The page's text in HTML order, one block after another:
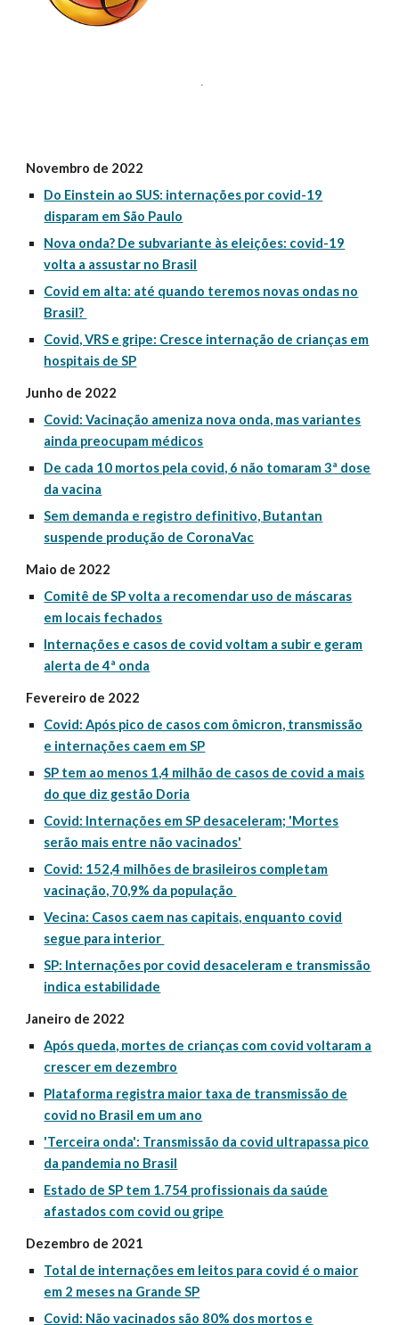
Novembro de 2022
Do Einstein ao SUS: internações por covid-19
disparam em São Paulo
Nova onda? De subvariante às eleições: covid-19
volta a assustar no Brasil
Covid em alta: até quando teremos novas ondas no
Brasil?
Covid, VRS e gripe: Cresce internação de crianças em
hospitais de SP
Junho de 2022
Covid: Vacinação ameniza nova onda, mas variantes
ainda preocupam médicos
De cada 10 mortos pela covid, 6 não tomaram 3ª dose
da vacina
Sem demanda e registro definitivo, Butantan
suspende produção de CoronaVac
Maio de 2022
Comitê de SP volta a recomendar uso de máscaras
em locais fechados
Internações e casos de covid voltam a subir e geram
alerta de 4ª onda
Fevereiro de 2022
Covid: Após pico de casos com ômicron, transmissão
e internações caem em SP
SP tem ao menos 1,4 milhão de casos de covid a mais
do que diz gestão Doria
Covid: Internações em SP desaceleram; 'Mortes
serão mais entre não vacinados'
Covid: 152,4 milhões de brasileiros completam
vacinação, 70,9% da população
Vecina: Casos caem nas capitais, enquanto covid
segue para interior
SP: Internações por covid desaceleram e transmissão
indica estabilidade
Janeiro de 2022
Após queda, mortes de crianças com covid voltaram a
crescer em dezembro
Plataforma registra maior taxa de transmissão de
covid no Brasil em um ano
'Terceira onda': Transmissão da covid ultrapassa pico
da pandemia no Brasil
Estado de SP tem 1.754 profissionais da saúde
afastados com covid ou gripe
Dezembro de 2021
Total de internações em leitos para covid é o maior
em 2 meses na Grande SP
Covid: Não vacinados são 80% dos mortos e